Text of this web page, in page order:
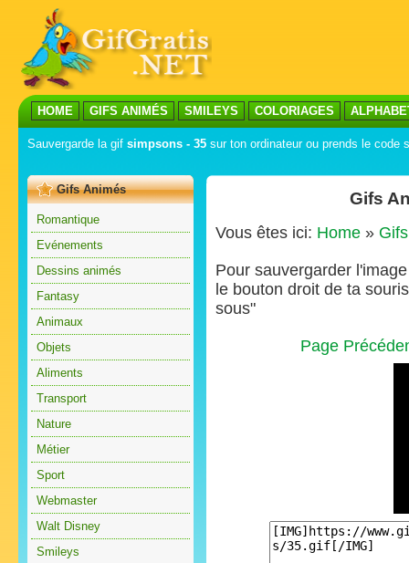
HOME GIFS ANIMÉS SMILEYS COLORIAGES
Sauvergarde la gif simpsons - 35 sur ton ordinateur ou prends le code
Gifs Animés
Romantique
Evénements
Dessins animés
Fantasy
Animaux
Objets
Aliments
Transport
Nature
Métier
Sport
Webmaster
Walt Disney
Smileys
Gifs
Vous êtes ici: Home »
Pour sauvergarder
le bouton droit de ta
sous"
Page